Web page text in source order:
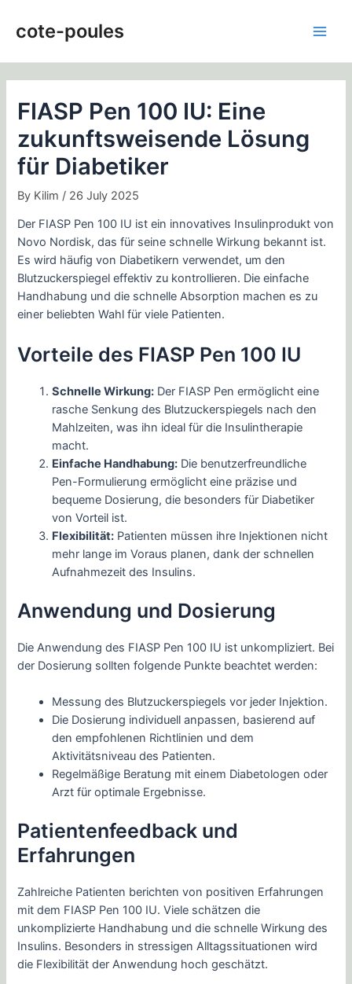
cote-poules
FIASP Pen 100 IU: Eine
zukunftsweisende Lösung
für Diabetiker
By Kilim / 26 July 2025
Der FIASP Pen 100 IU ist ein innovatives Insulinprodukt von
Novo Nordisk, das für seine schnelle Wirkung bekannt ist.
Es wird häufig von Diabetikern verwendet, um den
Blutzuckerspiegel effektiv zu kontrollieren. Die einfache
Handhabung und die schnelle Absorption machen es zu
einer beliebten Wahl für viele Patienten.
Vorteile des FIASP Pen 100 IU
Schnelle Wirkung: Der FIASP Pen ermöglicht eine
rasche Senkung des Blutzuckerspiegels nach den
Mahlzeiten, was ihn ideal für die Insulintherapie
macht.
Einfache Handhabung: Die benutzerfreundliche
Pen-Formulierung ermöglicht eine präzise und
bequeme Dosierung, die besonders für Diabetiker
von Vorteil ist.
Flexibilität: Patienten müssen ihre Injektionen nicht
mehr lange im Voraus planen, dank der schnellen
Aufnahmezeit des Insulins.
Anwendung und Dosierung
Die Anwendung des FIASP Pen 100 IU ist unkompliziert. Bei
der Dosierung sollten folgende Punkte beachtet werden:
Messung des Blutzuckerspiegels vor jeder Injektion.
Die Dosierung individuell anpassen, basierend auf
den empfohlenen Richtlinien und dem
Aktivitätsniveau des Patienten.
Regelmäßige Beratung mit einem Diabetologen oder
Arzt für optimale Ergebnisse.
Patientenfeedback und
Erfahrungen
Zahlreiche Patienten berichten von positiven Erfahrungen
mit dem FIASP Pen 100 IU. Viele schätzen die
unkomplizierte Handhabung und die schnelle Wirkung des
Insulins. Besonders in stressigen Alltagssituationen wird
die Flexibilität der Anwendung hoch geschätzt.
navigation